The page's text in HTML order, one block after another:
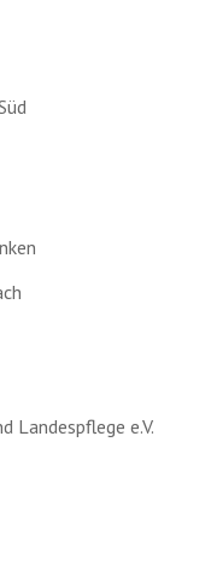
Landespflege e.V.